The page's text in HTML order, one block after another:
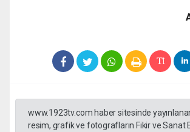
www.1923tv.com haber sitesinde
resim, grafik ve fotografların Fikir ve Sanat